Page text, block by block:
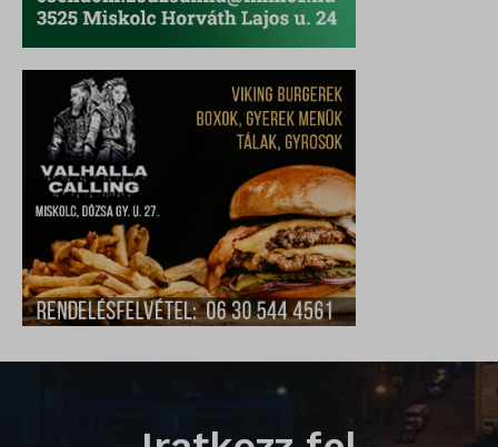
_qimei_uuid42
amp_*
cato_fw_inet
chatbase_anon_id
cookieyes-consent
domain
i18next
litespeed_qc_hide_banner